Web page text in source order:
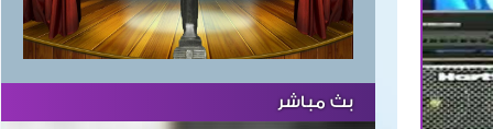
بث مباشر